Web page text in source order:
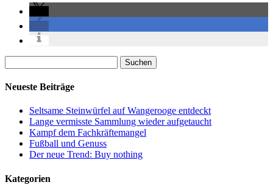
nach:
Neueste Beiträge
Seltsame Steinwürfel auf Wangerooge entdeckt
Lange vermisste Sammlung wieder aufgetaucht
Kampf dem Fachkräftemangel
Fußball und Genuss
Der neue Trend: Buy nothing
Kategorien